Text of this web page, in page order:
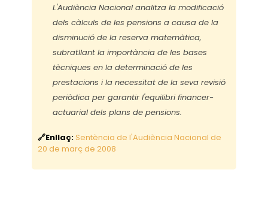
L'Audiència Nacional analitza la modificació
dels càlculs de les pensions a causa de la
disminució de la reserva matemàtica,
subratllant la importància de les bases
tècniques en la determinació de les
prestacions i la necessitat de la seva revisió
periòdica per garantir l'equilibri financer-
actuarial dels plans de pensions.
🔗Enllaç: Sentència de l'Audiència Nacional de
20 de març de 2008